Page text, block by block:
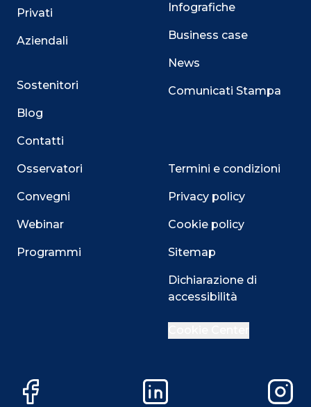
Privati
Aziendali
Sostenitori
Blog
Contatti
Osservatori
Convegni
Webinar
Programmi
Infografiche
Business case
News
Comunicati Stampa
Termini e condizioni
Privacy policy
Cookie policy
Sitemap
Dichiarazione di
accessibilità
Facebook LinkedIn